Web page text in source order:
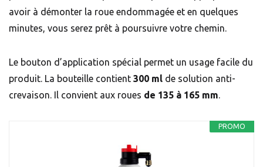
avoir à démonter la roue endommagée et en quelques
minutes, vous serez prêt à poursuivre votre chemin.
Le bouton d’application spécial permet un usage facile du
produit. La bouteille contient 300 ml de solution anti-
crevaison. Il convient aux roues de 135 à 165 mm.
PROMO